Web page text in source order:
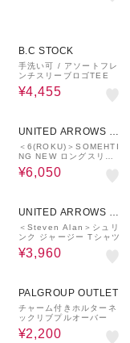
B.C STOCK
手洗い可 / アソートフレ
ンチスリーブロゴTEE
¥4,455
UNITED ARROWS O
UTLET
＜6(ROKU)＞SOMEHTI
NG NEW ロングスリー
ブTシャツ
¥6,050
UNITED ARROWS O
UTLET
＜Steven Alan＞シュリ
ンク ジャージー Tシャツ
¥3,960
PALGROUP OUTLET
チャーム付きホルターネ
ックリブプルオーバー
¥2,200